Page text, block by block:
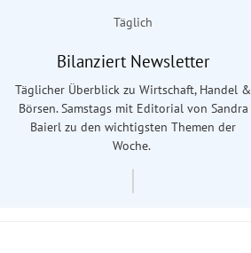
Täglich
Bilanziert Newsletter
Täglicher Überblick zu Wirtschaft, Handel &
Börsen. Samstags mit Editorial von Sandra
Baierl zu den wichtigsten Themen der
Woche.